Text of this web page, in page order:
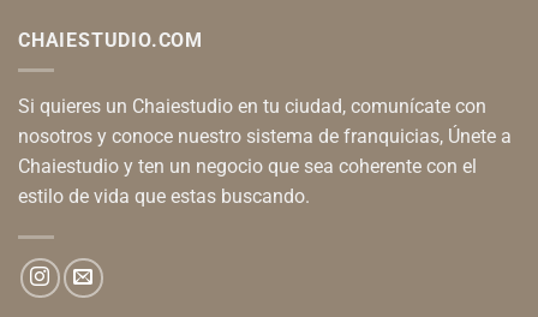
CHAIESTUDIO.COM
Si quieres un Chaiestudio en tu ciudad, comunícate con
nosotros y conoce nuestro sistema de franquicias, Únete a
Chaiestudio y ten un negocio que sea coherente con el
estilo de vida que estas buscando.